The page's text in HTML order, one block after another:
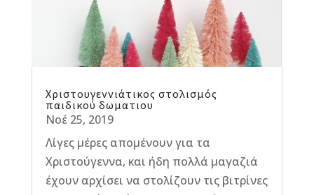
Χριστουγεννιάτικος στολισμός
παιδικού δωματιου
Νοέ 25, 2019
Λίγες μέρες απομένουν για τα
Χριστούγεννα, και ήδη πολλά μαγαζιά
έχουν αρχίσει να στολίζουν τις βιτρίνες